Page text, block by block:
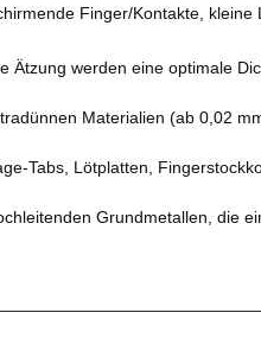
Finger/Kontakte,
Ätzung werden eine optimale
Materialien (ab 0,02
Tabs, Lötplatten,
Grundmetallen, die